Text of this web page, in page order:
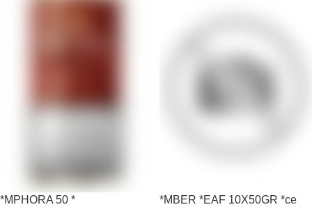
*MPHORA 50 * *MBER *EAF 10X50GR *ce